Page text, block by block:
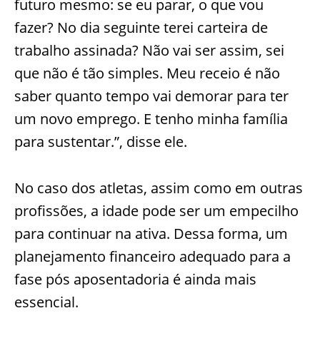
futuro mesmo: se eu parar, o que vou
fazer? No dia seguinte terei carteira de
trabalho assinada? Não vai ser assim, sei
que não é tão simples. Meu receio é não
saber quanto tempo vai demorar para ter
um novo emprego. E tenho minha família
para sustentar.”, disse ele.
No caso dos atletas, assim como em outras
profissões, a idade pode ser um empecilho
para continuar na ativa. Dessa forma, um
planejamento financeiro adequado para a
fase pós aposentadoria é ainda mais
essencial.